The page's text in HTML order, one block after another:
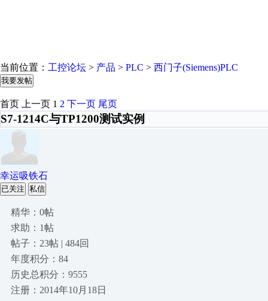
当前位置： 工控论坛 > 产品 > PLC > 西门子(Siemens)PLC
我要发帖
首页 上一页 1 2 下一页 尾页
S7-1214C与TP1200测试实例
幸运吸铁石
已关注 私信
精华：0帖
求助：1帖
帖子：23帖 | 484回
年度积分：84
历史总积分：9555
注册：2014年10月18日